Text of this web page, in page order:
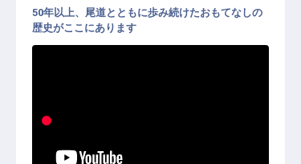
人事労務アシスタント│残業ほぼな
し／転勤なし／経験不問／研修完備
50年以上、尾道とともに歩み続けたおもてなしの
歴史がここにあります